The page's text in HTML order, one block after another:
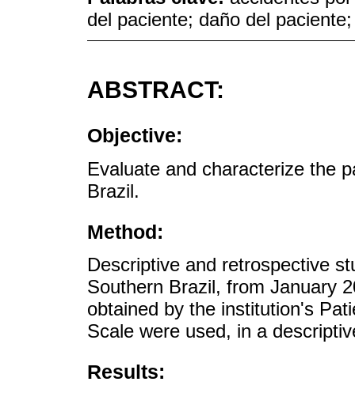
del paciente; daño del
ABSTRACT:
Objective:
Evaluate and characterize the
Brazil.
Method:
Descriptive and retrospective
Southern Brazil, from January
obtained by the institution's
Scale were used, in a
Results: